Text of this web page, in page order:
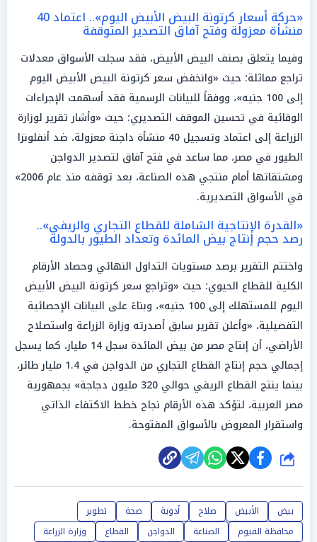
«حركة أسعار كرتونة البيض الأبيض اليوم».. اعتماد 40
منشأة معزولة وفتح آفاق التصدير المتوقفة
وفيما يتعلق بصنف البيض الأبيض، فقد سجلت الأسواق معدلات
تراجع مماثلة؛ حيث «وانخفض سعر كرتونة البيض الأبيض اليوم
إلى 100 جنيه»، ووفقاً للبيانات الرسمية فقد أسهمت الإجراءات
الوقائية في تحسين الموقف التصديري؛ حيث «وأشار تقرير لوزارة
الزراعة إلى اعتماد وتسجيل 40 منشأة داجنة معزولة، ضد أنفلونزا
الطيور في مصر، مما ساعد في فتح آفاق لتصدير الدواجن
ومشتقاتها أمام منتجي هذه الصناعة، بعد توقفه منذ عام 2006»
في الأسواق التصديرية.
«القدرة الإنتاجية الشاملة للقطاع التجاري والريفي»..
رصد حجم إنتاج بيض المائدة وتعداد الطيور بالدولة
واختتم التقرير برصد مستويات التداول النهائي وحصاد الأرقام
الكلية للقطاع الحيوي؛ حيث «وتراجع سعر كرتونة البيض الأبيض
اليوم للمستهلك إلى 100 جنيه»، وبناءً على البيانات الإحصائية
التفصيلية، «وأعلن تقرير سابق أصدرته وزارة الزراعة واستصلاح
الأراضي، أن إنتاج مصر من بيض المائدة سجل 14 مليار، كما يسجل
إجمالي حجم إنتاج القطاع التجاري من الدواجن في 1.4 مليار طائر،
بينما ينتج القطاع الريفي حوالي 320 مليون دجاجة» بجمهورية
مصر العربية، لتؤكد هذه الأرقام نجاح خطط الاكتفاء الذاتي
واستقرار المعروض بالأسواق المفتوحة.
شارك
بيض الأبيض صلاح أدوية صحة
تطوير
محافظة الفيوم
الصناعة الدواجن القطاع وزارة الزراعة